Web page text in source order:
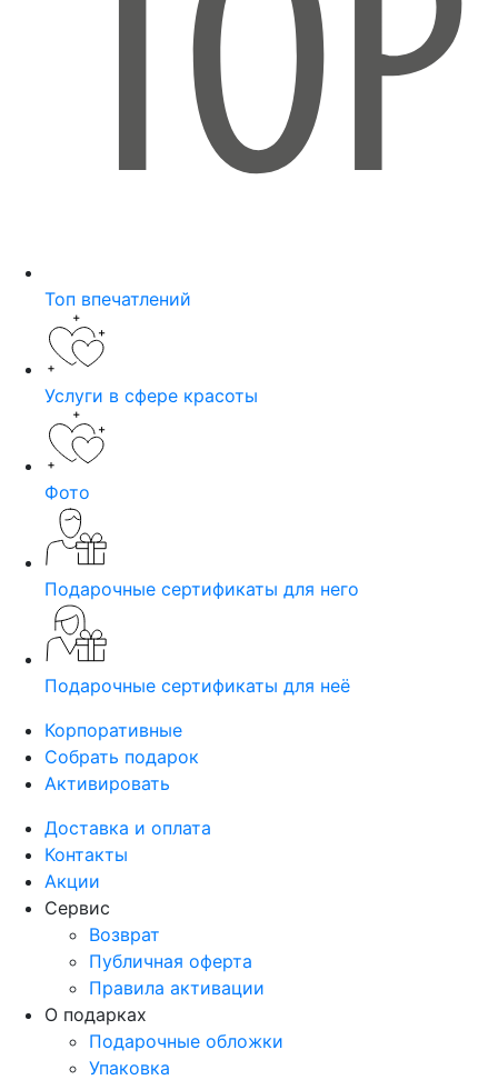
Топ впечатлений
Услуги в сфере красоты
Фото
Подарочные сертификаты для него
Подарочные сертификаты для неё
Корпоративные
Собрать подарок
Активировать
Доставка и оплата
Контакты
Акции
Сервис
Возврат
Публичная оферта
Правила активации
О подарках
Подарочные обложки
Упаковка